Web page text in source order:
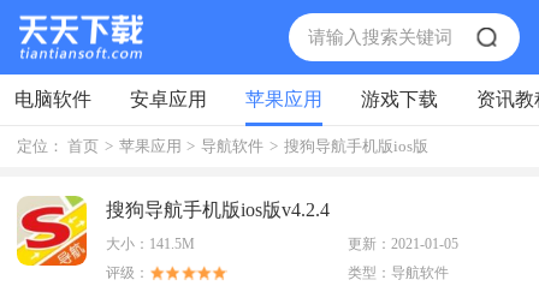
电脑软件 安卓应用 苹果应用 游戏下载 资讯教
定位： 首页 > 苹果应用 > 导航软件 > 搜狗导航手机版ios版
搜狗导航手机版ios版v4.2.4
大小： 141.5M 更新： 2021-01-05
评级：
类型： 导航软件